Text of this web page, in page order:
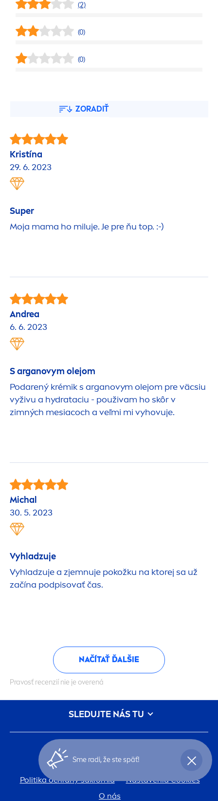
(2)
(0)
(0)
ZORADIŤ
Kristína
29. 6. 2023
Super
Moja mama ho miluje. Je pre ňu top. :-)
Andrea
6. 6. 2023
S arganovym olejom
Podarený krémik s arganovym olejom pre väcsiu
vyživu a hydrataciu - použivam ho skôr v
zimných mesiacoch a veľmi mi vyhovuje.
Michal
30. 5. 2023
Vyhladzuje
Vyhladzuje a zjemnuje pokožku na ktorej sa už
začína podpisovať čas.
NAČÍTAŤ ĎALŠIE
Pravosť recenzií nie je overená
podmienky-pouzivania
Politika ochrany súkromia
Nastavenia Cookies
O nás
SLEDUJTE NÁS TU
Sme radi, že ste späť!